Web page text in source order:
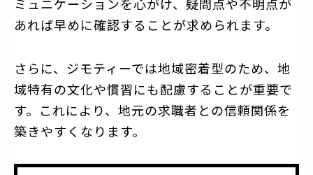
あれば早めに確認することが求められます。
さらに、ジモティーでは地域密着型のため、地
域特有の文化や慣習にも配慮することが重要で
す。これにより、地元の求職者との信頼関係を
築きやすくなります。